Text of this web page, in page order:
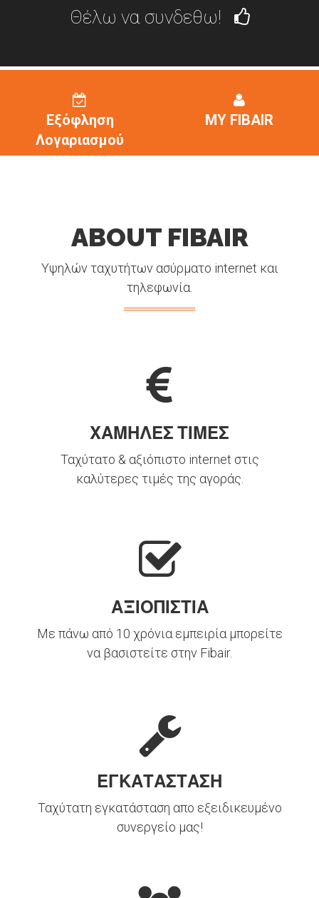
Θέλω να συνδεθω!
Εξόφληση
Λογαριασμού
MY FIBAIR
ABOUT FIBAIR
Υψηλών ταχυτήτων ασύρματο internet και
τηλεφωνία.
ΧΑΜΗΛΕΣ ΤΙΜΕΣ
Ταχύτατο & αξιόπιστο internet στις
καλύτερες τιμές της αγοράς.
ΑΞΙΟΠΙΣΤΙΑ
Με πάνω από 10 χρόνια εμπειρία μπορείτε
να βασιστείτε στην Fibair.
ΕΓΚΑΤΑΣΤΑΣΗ
Ταχύτατη εγκατάσταση απο εξειδικευμένο
συνεργείο μας!